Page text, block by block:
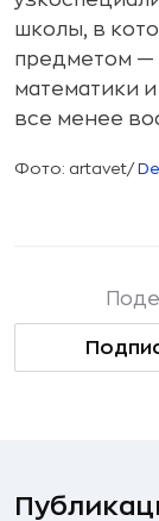
школы, в
предметом —
математики
все менее
Фото: artavet/